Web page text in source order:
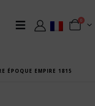
0
ÉPOQUE EMPIRE 1815